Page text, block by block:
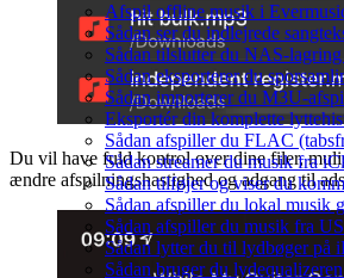
Afspil offline musik i
Sådan ser du indlejrede
Sådan tilslutter du NAS-
Sådan eksporterer du
Sådan importerer du M3U-
Eksportér din komplette
Sådan afspiller du FLAC
Sådan streamer du musik fra
Sådan tilføjer og viser du
Sådan afspiller du lokal musik
Sådan afspiller du musik fra
Sådan lytter du til lydbøger på
Sådan bruger du
Du vil have fuld kontrol over dine filer,
ændre afspilningshastighed og adgang til